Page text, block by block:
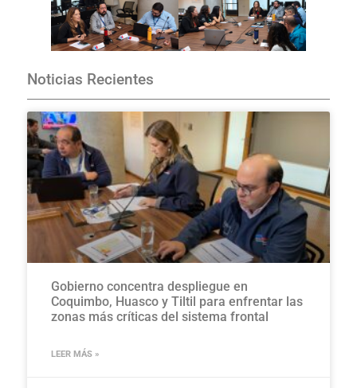
Noticias Recientes
Gobierno concentra despliegue en
Coquimbo, Huasco y Tiltil para enfrentar las
zonas más críticas del sistema frontal
LEER MÁS »